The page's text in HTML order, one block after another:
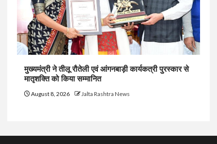
मुख्यमंत्री ने तीलू रौतेली एवं आंगनबाड़ी कार्यकत्री पुरस्कार से
मातृशक्ति को किया सम्मानित
August 8, 2026 Jalta Rashtra News